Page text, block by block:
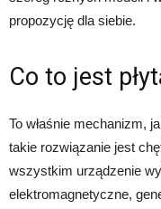
propozycję dla siebie.
Co to jest
To właśnie mechanizm,
takie rozwiązanie jest
wszystkim urządzenie
elektromagnetyczne,